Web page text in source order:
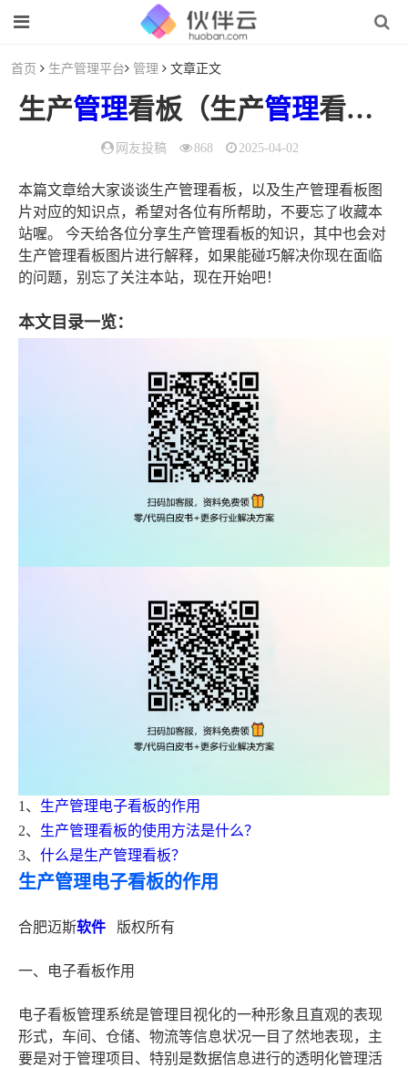
首页 生产管理平台 管理 文章正文
生产管理看板（生产管理看板图片）
网友投稿 868 2025-04-02
本篇文章给大家谈谈生产管理看板，以及生产管理看板图
片对应的知识点，希望对各位有所帮助，不要忘了收藏本
站喔。 今天给各位分享生产管理看板的知识，其中也会对
生产管理看板图片进行解释，如果能碰巧解决你现在面临
的问题，别忘了关注本站，现在开始吧！
本文目录一览：
1、 生产管理电子看板的作用
2、 生产管理看板的使用方法是什么？
3、 什么是生产管理看板？
生产管理电子看板的作用
合肥迈斯软件 版权所有
一、电子看板作用
电子看板管理系统是管理目视化的一种形象且直观的表现
形式，车间、仓储、物流等信息状况一目了然地表现，主
要是对于管理项目、特别是数据信息进行的透明化管理活